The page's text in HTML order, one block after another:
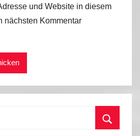
und Website in diesem
nächsten Kommentar